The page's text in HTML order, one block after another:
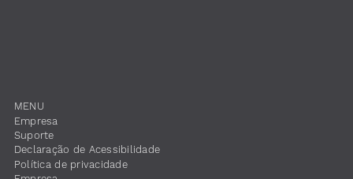
MENU
Empresa
Suporte
​Declaração de Acessibilidade
Política de privacidade